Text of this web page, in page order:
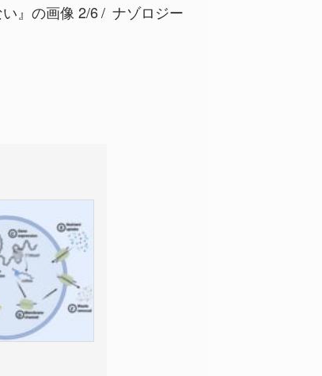
』の画像 2/6 ナゾロジー